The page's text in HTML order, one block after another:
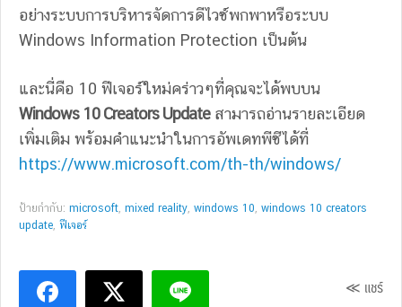
อย่างระบบการบริหารจัดการดีไวซ์พกพาหรือระบบ
Windows Information Protection เป็นต้น
และนี่คือ 10 ฟีเจอร์ใหม่คร่าวๆที่คุณจะได้พบบน
Windows 10 Creators Updateสามารถอ่านรายละเอียด
เพิ่มเติม พร้อมคำแนะนำในการอัพเดทพีซีได้ที่
https://www.microsoft.com/th-th/windows/
ป้ายกำกับ: microsoft, mixed reality, windows 10, windows 10 creators
update, ฟีเจอร์
≪ แชร์